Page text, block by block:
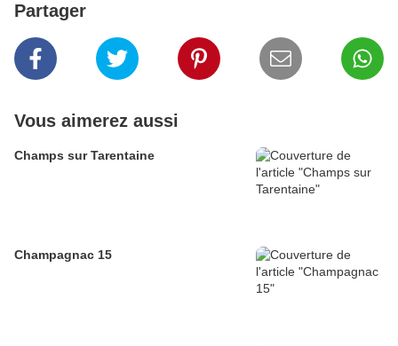
Partager
Vous aimerez aussi
Champs sur Tarentaine
Champagnac 15